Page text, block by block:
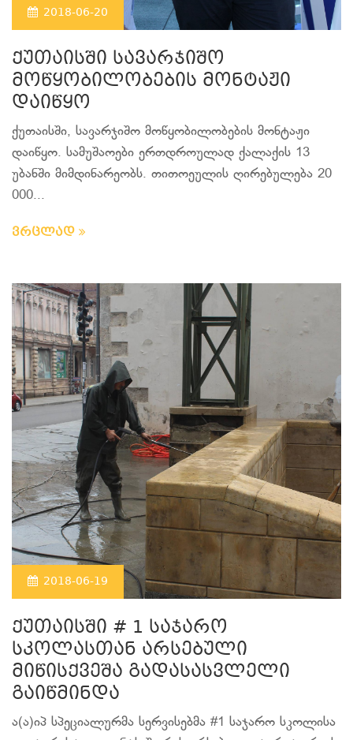
2018-06-20
ქუთაისში სავარჯიშო
მოწყობილობების მონტაჟი
დაიწყო
ქუთაისში, სავარჯიშო მოწყობილობების მონტაჟი
დაიწყო. სამუშაოები ერთდროულად ქალაქის 13
უბანში მიმდინარეობს. თითოეულის ღირებულება 20
000...
ვრცლად
2018-06-19
ქუთაისში # 1 საჯარო
სკოლასთან არსებული
მიწისქვეშა გადასასვლელი
გაიწმინდა
ა(ა)იპ სპეციალურმა სერვისებმა #1 საჯარო სკოლისა